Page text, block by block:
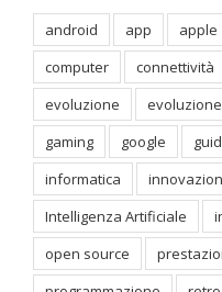
android app apple
computer
connettività
evoluzione
gaming
google
informatica
Intelligenza Artificiale
open source